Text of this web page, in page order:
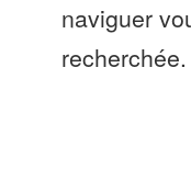
naviguer
recherchée.